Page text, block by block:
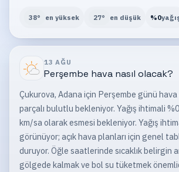
38° en yüksek 27° en düşük %0
13 AĞU
Perşembe hava nasıl olacak?
Çukurova, Adana için Perşembe günü
parçalı bulutlu bekleniyor. Yağış ihtimali
km/sa olarak esmesi bekleniyor. Yağış
görünüyor; açık hava planları için genel
duruyor. Öğle saatlerinde sıcaklık belirgin
gölgede kalmak ve bol su tüketmek